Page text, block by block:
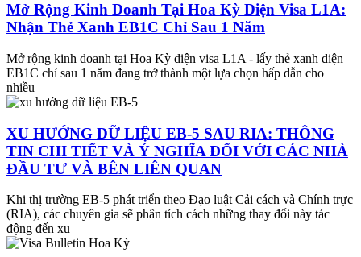
Mở Rộng Kinh Doanh Tại Hoa Kỳ Diện Visa L1A:
Nhận Thẻ Xanh EB1C Chỉ Sau 1 Năm
Mở rộng kinh doanh tại Hoa Kỳ diện visa L1A - lấy thẻ xanh diện
EB1C chỉ sau 1 năm đang trở thành một lựa chọn hấp dẫn cho
nhiều
XU HƯỚNG DỮ LIỆU EB-5 SAU RIA: THÔNG
TIN CHI TIẾT VÀ Ý NGHĨA ĐỐI VỚI CÁC NHÀ
ĐẦU TƯ VÀ BÊN LIÊN QUAN
Khi thị trường EB-5 phát triển theo Đạo luật Cải cách và Chính trực
(RIA), các chuyên gia sẽ phân tích cách những thay đổi này tác
động đến xu